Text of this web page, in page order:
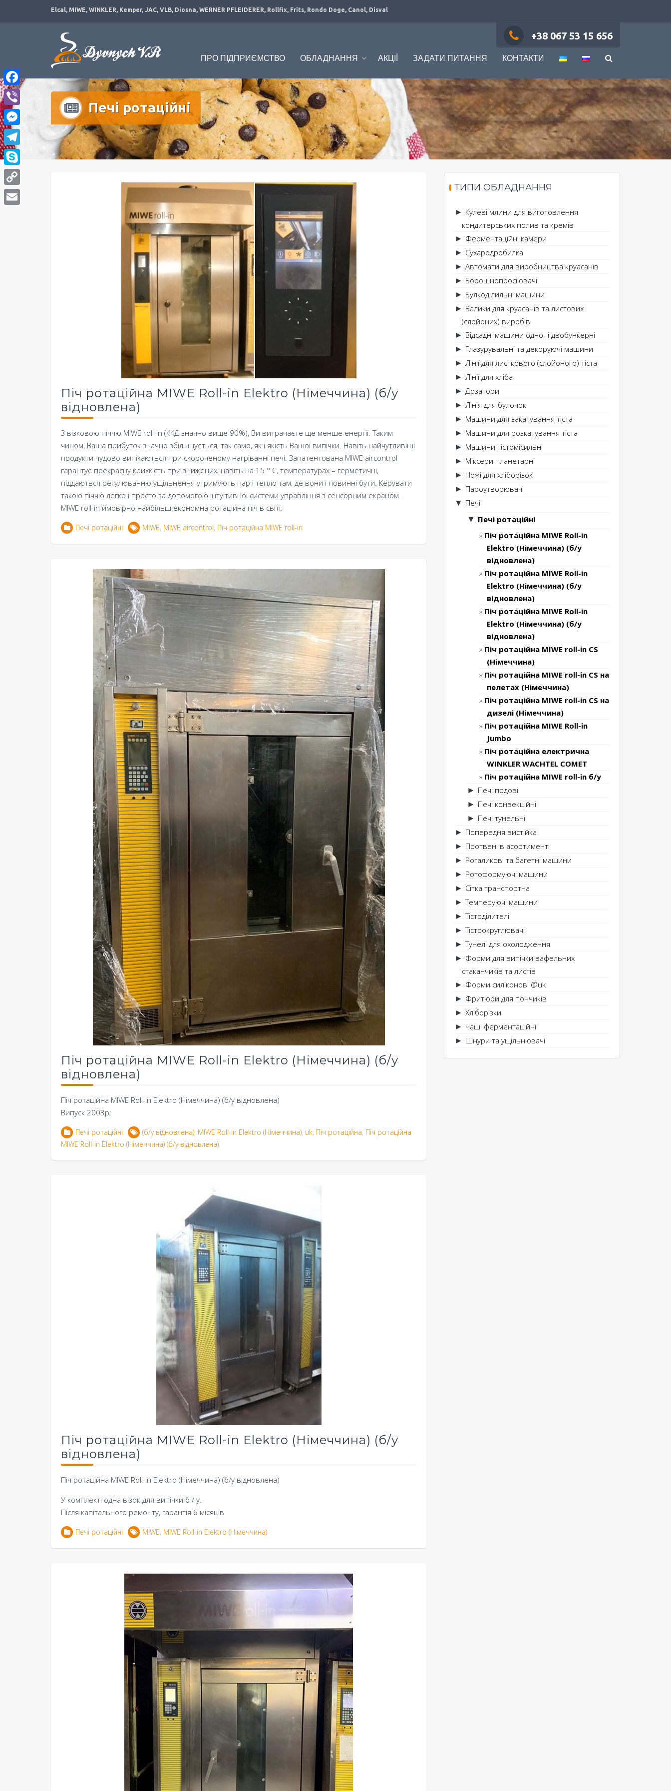
Elcal, MIWE, WINKLER, Kemper, JAC, VLB, Diosna, WERNER PFLEIDERER, Rollfix, Frits, Rondo Doge, Canol, Disval
+38 067 53 15 656
ПРО ПІДПРИЄМСТВО ОБЛАДНАННЯ АКЦІЇ ЗАДАТИ ПИТАННЯ КОНТАКТИ
Печі ротаційні
Піч ротаційна MIWE Roll-in Elektro (Німеччина) (б/у
відновлена)
З візковою піччю MIWE roll-in (ККД значно вище 90%), Ви витрачаєте ще менше енергії. Таким
чином, Ваша прибуток значно збільшується, так само, як і якість Вашої випічки. Навіть найчутливіші
продукти чудово випікаються при скороченому нагріванні печі. Запатентована MIWE aircontrol
гарантує прекрасну крихкість при знижених, навіть на 15 ° C, температурах – герметичні,
піддаються регулюванню ущільнення утримують пар і тепло там, де вони і повинні бути. Керувати
такою піччю легко і просто за допомогою інтуїтивної системи управління з сенсорним екраном.
MIWE roll-in ймовірно найбільш економна ротаційна піч в світі.
Печі ротаційні MIWE, MIWE aircontrol, Піч ротаційна MIWE roll-in
Піч ротаційна MIWE Roll-in Elektro (Німеччина) (б/у
відновлена)
Піч ротаційна MIWE Roll-in Elektro (Німеччина) (б/у відновлена)
Випуск 2003р;
Печі ротаційні (б/у відновлена), MIWE Roll-in Elektro (Німеччина), uk, Піч ротаційна, Піч ротаційна
MIWE Roll-in Elektro (Німеччина) (б/у відновлена)
Піч ротаційна MIWE Roll-in Elektro (Німеччина) (б/у
відновлена)
Піч ротаційна MIWE Roll-in Elektro (Німеччина) (б/у відновлена)
У комплекті одна візок для випічки б / у.
Після капітального ремонту, гарантія 6 місяців
Печі ротаційні MIWE, MIWE Roll-in Elektro (Німеччина)
ТИПИ ОБЛАДНАННЯ
► Кулеві млини для виготовлення
кондитерських полив та кремів
► Ферментаційні камери
► Сухародробилка
► Автомати для виробництва круасанів
► Борошнопросіювачі
► Булкоділильні машини
► Валики для круасанів та листових
(слойоних) виробів
► Відсадні машини одно- і двобункерні
► Глазурувальні та декоруючі машини
► Лінії для листкового (слойоного) тіста
► Лінії для хліба
► Дозатори
► Лінія для булочок
► Машини для закатування тіста
► Машини для розкатування тіста
► Машини тістомісильні
► Міксери планетарні
► Ножі для хліборізок
► Пароутворювачі
▼ Печі
▼ Печі ротаційні
Піч ротаційна MIWE Roll-in
Elektro (Німеччина) (б/у
відновлена)
Піч ротаційна MIWE Roll-in
Elektro (Німеччина) (б/у
відновлена)
Піч ротаційна MIWE Roll-in
Elektro (Німеччина) (б/у
відновлена)
Піч ротаційна MIWE roll-in CS
(Німеччина)
Піч ротаційна MIWE roll-in CS на
пелетах (Німеччина)
Піч ротаційна MIWE roll-in CS на
дизелі (Німеччина)
Піч ротаційна MIWE Roll-in
Jumbo
Піч ротаційна електрична
WINKLER WACHTEL COMET
Піч ротаційна MIWE roll-in б/у
► Печі подові
► Печі конвекційні
► Печі тунельні
► Попередня вистійка
► Протвені в асортименті
► Рогаликові та багетні машини
► Ротоформуючі машини
► Сітка транспортна
► Темперуючі машини
► Тістоділителі
► Тістоокруглювачі
► Тунелі для охолодження
► Форми для випічки вафельних
стаканчиків та листів
► Форми силіконові @uk
► Фритюри для пончиків
► Хліборізки
► Чаші ферментаційні
► Шнури та ущільнювачі
Facebook
Viber
Messenger
Telegram
Skype
Copy